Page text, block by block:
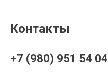
Контакты
+7 (980) 951 54 04